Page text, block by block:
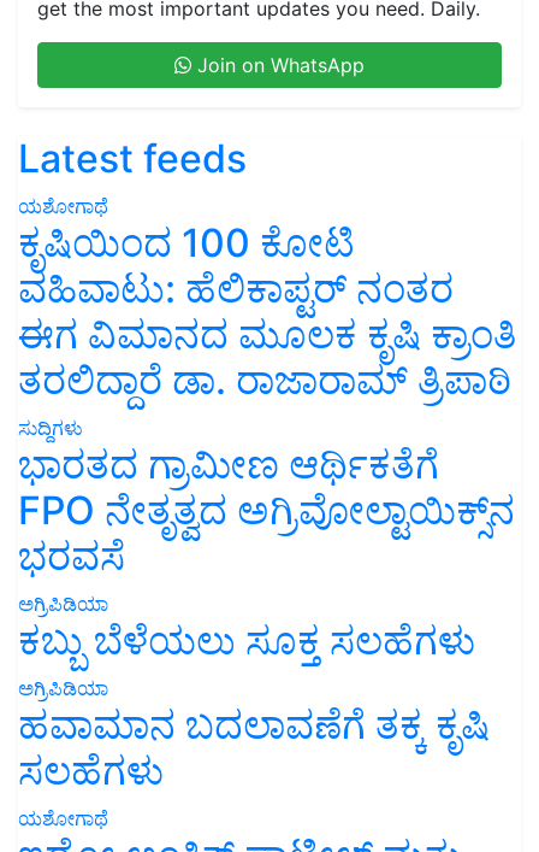
get the most important updates you need. Daily.
Join on WhatsApp
Latest feeds
ಯಶೋಗಾಥೆ
ಕೃಷಿಯಿಂದ 100 ಕೋಟಿ
ವಹಿವಾಟು: ಹೆಲಿಕಾಪ್ಟರ್ ನಂತರ
ಈಗ ವಿಮಾನದ ಮೂಲಕ ಕೃಷಿ ಕ್ರಾಂತಿ
ತರಲಿದ್ದಾರೆ ಡಾ. ರಾಜಾರಾಮ್ ತ್ರಿಪಾಠಿ
ಸುದ್ದಿಗಳು
ಭಾರತದ ಗ್ರಾಮೀಣ ಆರ್ಥಿಕತೆಗೆ
FPO ನೇತೃತ್ವದ ಅಗ್ರಿವೋಲ್ಟಾಯಿಕ್ಸ್‌ನ
ಭರವಸೆ
ಅಗ್ರಿಪಿಡಿಯಾ
ಕಬ್ಬು ಬೆಳೆಯಲು ಸೂಕ್ತ ಸಲಹೆಗಳು
ಅಗ್ರಿಪಿಡಿಯಾ
ಹವಾಮಾನ ಬದಲಾವಣೆಗೆ ತಕ್ಕ ಕೃಷಿ
ಸಲಹೆಗಳು
ಯಶೋಗಾಥೆ